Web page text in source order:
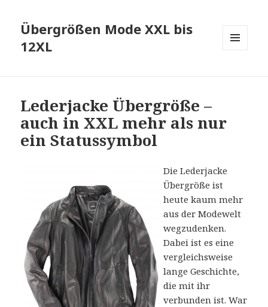
Übergrößen Mode XXL bis
12XL
Lederjacke Übergröße –
auch in XXL mehr als nur
ein Statussymbol
Die Lederjacke
Übergröße ist
heute kaum mehr
aus der Modewelt
wegzudenken.
Dabei ist es eine
vergleichsweise
lange Geschichte,
die mit ihr
verbunden ist. War